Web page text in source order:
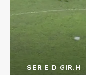
SERIE D GIR.H